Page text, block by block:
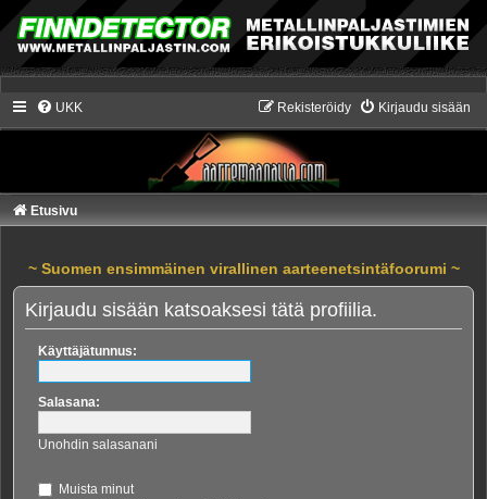
UKK Kirjaudu sisään
Rekisteröidy
Etusivu
~ Suomen ensimmäinen virallinen aarteenetsintäfoorumi ~
Kirjaudu sisään katsoaksesi tätä profiilia.
Käyttäjätunnus:
Salasana:
Unohdin salasanani
Muista minut